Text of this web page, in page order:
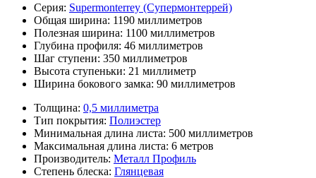
Серия: Supermonterrey (Супермонтеррей)
Общая ширина: 1190 миллиметров
Полезная ширина: 1100 миллиметров
Глубина профиля: 46 миллиметров
Шаг ступени: 350 миллиметров
Высота ступеньки: 21 миллиметр
Ширина бокового замка: 90 миллиметров
Толщина: 0,5 миллиметра
Тип покрытия: Полиэстер
Минимальная длина листа: 500 миллиметров
Максимальная длина листа: 6 метров
Производитель: Металл Профиль
Степень блеска: Глянцевая